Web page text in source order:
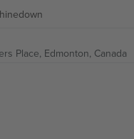
Place, Edmonton, Canada